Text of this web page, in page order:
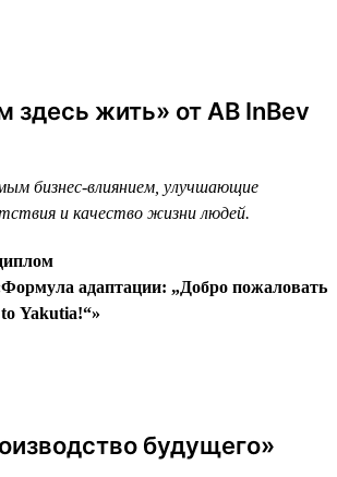
здесь жить» от AB InBev
бизнес-влиянием, улучшающие
и качество жизни людей.
адаптации: „Добро пожаловать
Yakutia!“»
будущего»